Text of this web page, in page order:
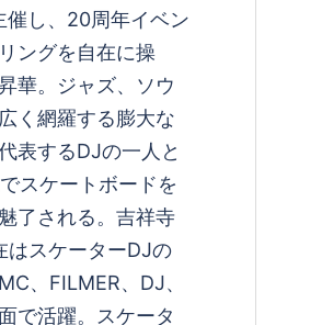
催し、20周年イベン
ングを自在に操
華。ジャズ、ソウ
く網羅する膨大な
表するDJの一人と
スケートボードを
了される。吉祥寺
はスケーターDJの
、FILMER、DJ、
で活躍。スケータ